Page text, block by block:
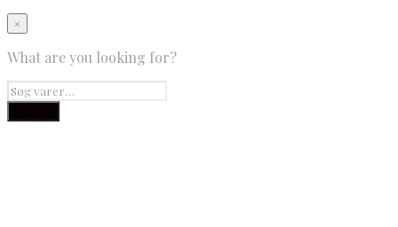
×
What are you looking for?